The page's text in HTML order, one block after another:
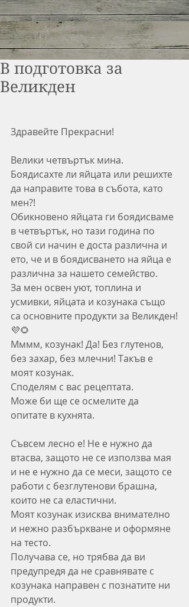
В подготовка за
Великден
Здравейте Прекрасни!
Велики четвъртък мина.
Боядисахте ли яйцата или решихте
да направите това в събота, като
мен?!
Обикновено яйцата ги боядисваме
в четвъртък, но тази година по
свой си начин е доста различна и
ето, че и в боядисването на яйца е
различна за нашето семейство.
За мен освен уют, топлина и
усмивки, яйцата и козунака също
са основните продукти за Великден!
💜🌻
Мммм, козунак! Да! Без глутенов,
без захар, без млечни! Такъв е
моят козунак.
Споделям с вас рецептата.
Може би ще се осмелите да
опитате в кухнята.
Съвсем лесно е! Не е нужно да
втасва, защото не се използва мая
и не е нужно да се меси, защото се
работи с безглутенови брашна,
които не са еластични.
Моят козунак изисква внимателно
и нежно разбъркване и оформяне
на тесто.
Получава се, но трябва да ви
предупредя да не сравнявате с
козунака направен с познатите ни
продукти.